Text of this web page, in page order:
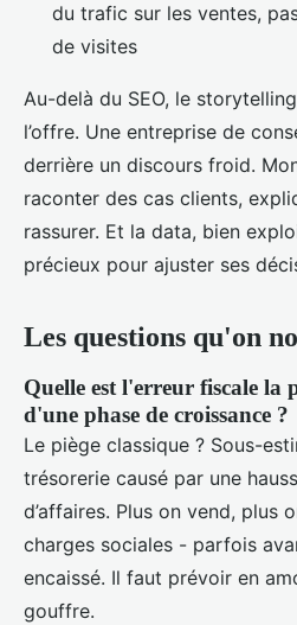
du trafic sur les ventes,
de visites
Au-delà du SEO, le
l’offre. Une entreprise de
derrière un discours froid.
raconter des cas clients,
rassurer. Et la data, bien
précieux pour ajuster ses
Les questions qu'on
Quelle est l'erreur fiscale la
d'une phase de croissance ?
Le piège classique ? Sous-
trésorerie causé par une
d’affaires. Plus on vend, plus
charges sociales - parfois
encaissé. Il faut prévoir en
gouffre.